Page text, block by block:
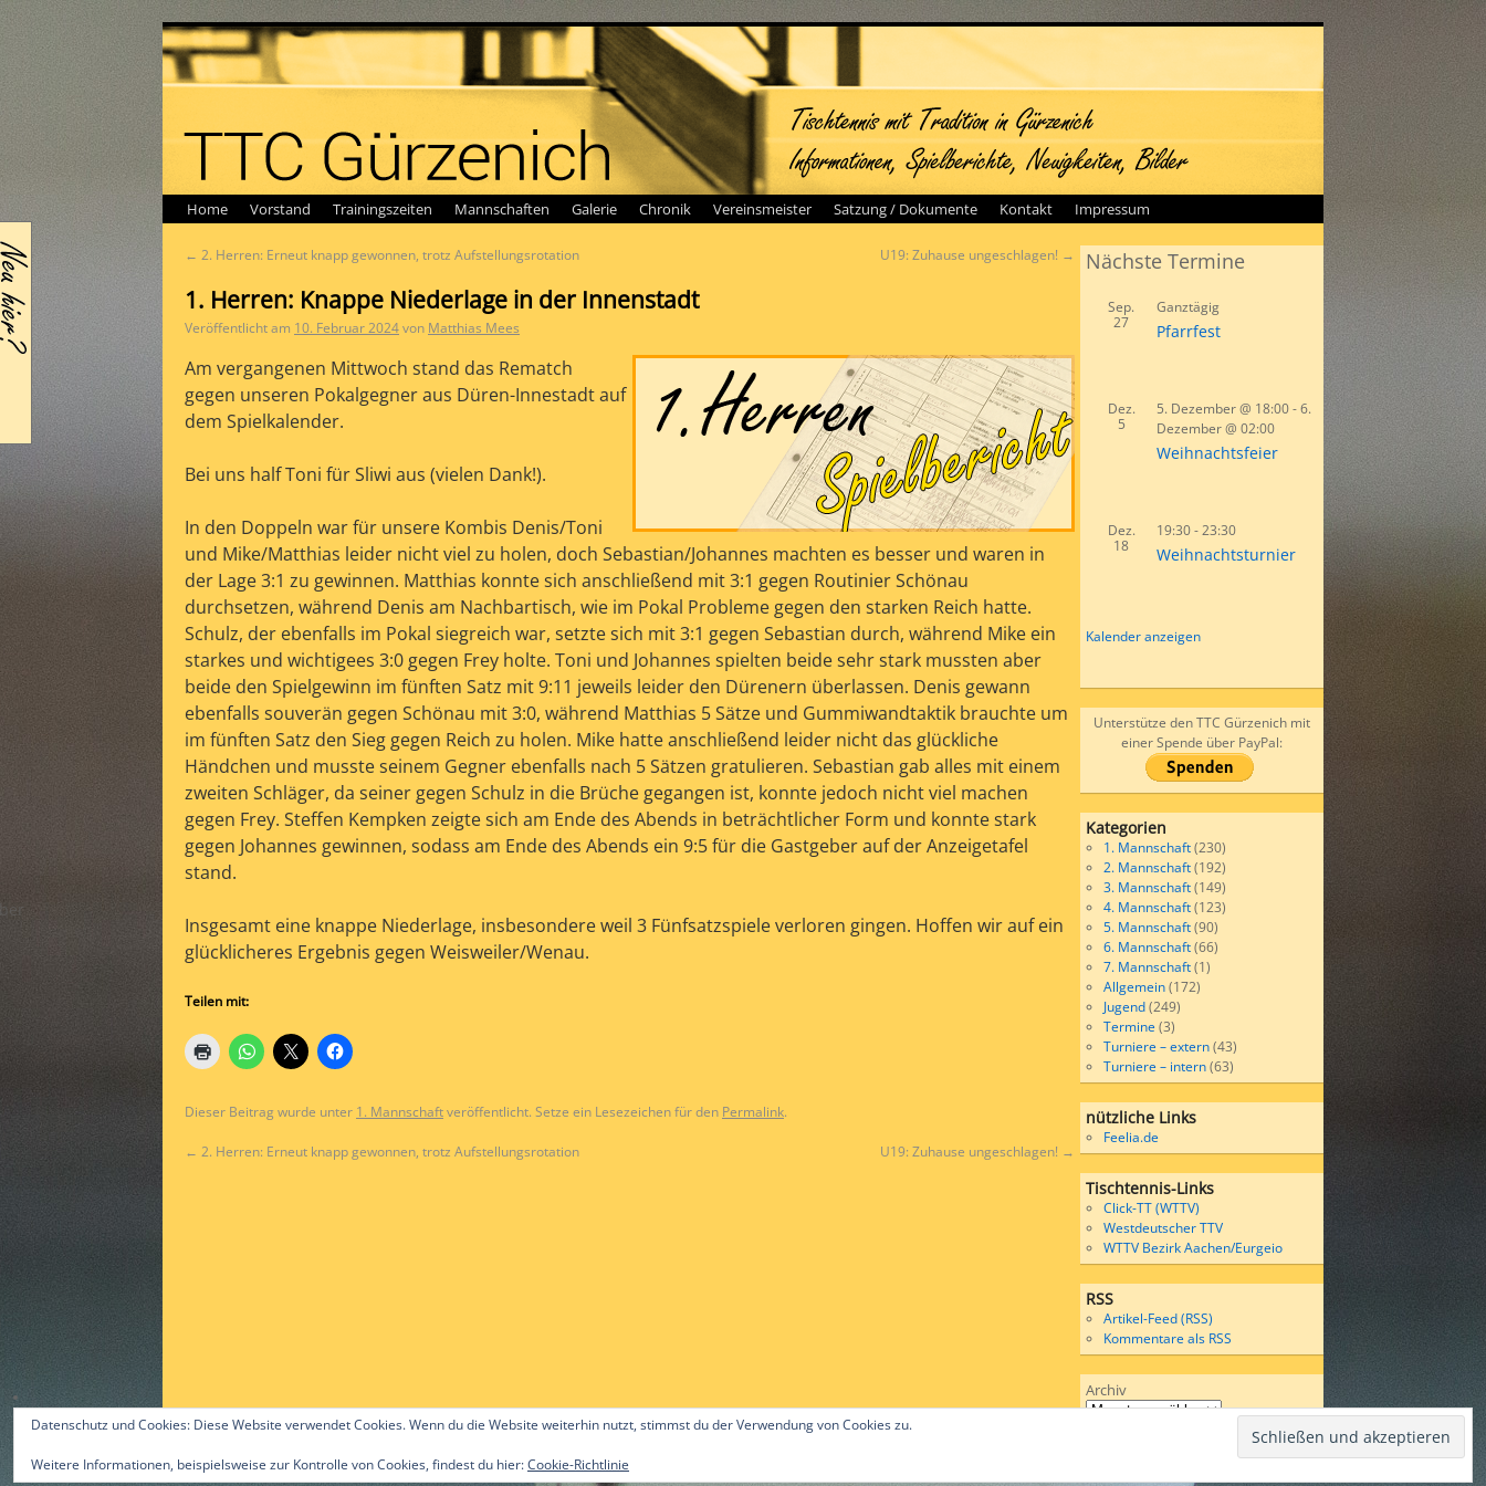
Home Vorstand Trainingszeiten Mannschaften Galerie Chronik Vereinsmeister Satzung / Dokumente Kontakt Impressum
← 2. Herren: Erneut knapp gewonnen, trotz Aufstellungsrotation U19: Zuhause ungeschlagen! →
1. Herren: Knappe Niederlage in der Innenstadt
Veröffentlicht am 10. Februar 2024von Matthias Mees
Am vergangenen Mittwoch stand das Rematch
gegen unseren Pokalgegner aus Düren-Innestadt auf
dem Spielkalender.
Bei uns half Toni für Sliwi aus (vielen Dank!).
In den Doppeln war für unsere Kombis Denis/Toni
und Mike/Matthias leider nicht viel zu holen, doch Sebastian/Johannes machten es besser und waren in
der Lage 3:1 zu gewinnen. Matthias konnte sich anschließend mit 3:1 gegen Routinier Schönau
durchsetzen, während Denis am Nachbartisch, wie im Pokal Probleme gegen den starken Reich hatte.
Schulz, der ebenfalls im Pokal siegreich war, setzte sich mit 3:1 gegen Sebastian durch, während Mike ein
starkes und wichtigees 3:0 gegen Frey holte. Toni und Johannes spielten beide sehr stark mussten aber
beide den Spielgewinn im fünften Satz mit 9:11 jeweils leider den Dürenern überlassen. Denis gewann
ebenfalls souverän gegen Schönau mit 3:0, während Matthias 5 Sätze und Gummiwandtaktik brauchte um
im fünften Satz den Sieg gegen Reich zu holen. Mike hatte anschließend leider nicht das glückliche
Händchen und musste seinem Gegner ebenfalls nach 5 Sätzen gratulieren. Sebastian gab alles mit einem
zweiten Schläger, da seiner gegen Schulz in die Brüche gegangen ist, konnte jedoch nicht viel machen
gegen Frey. Steffen Kempken zeigte sich am Ende des Abends in beträchtlicher Form und konnte stark
gegen Johannes gewinnen, sodass am Ende des Abends ein 9:5 für die Gastgeber auf der Anzeigetafel
stand.
Insgesamt eine knappe Niederlage, insbesondere weil 3 Fünfsatzspiele verloren gingen. Hoffen wir auf ein
glücklicheres Ergebnis gegen Weisweiler/Wenau.
Teilen mit:
Dieser Beitrag wurde unter 1. Mannschaftveröffentlicht. Setze ein Lesezeichen für den Permalink.
← 2. Herren: Erneut knapp gewonnen, trotz Aufstellungsrotation U19: Zuhause ungeschlagen! →
Nächste Termine
Sep.
27
Ganztägig
Pfarrfest
Dez.
5
5. Dezember @ 18:00-6.
Dezember @ 02:00
Weihnachtsfeier
Dez.
18
19:30-23:30
Weihnachtsturnier
Kalender anzeigen
Unterstütze den TTC Gürzenich mit
einer Spende über PayPal:
Kategorien
1. Mannschaft(230)
2. Mannschaft(192)
3. Mannschaft(149)
4. Mannschaft(123)
5. Mannschaft(90)
6. Mannschaft(66)
7. Mannschaft(1)
Allgemein(172)
Jugend(249)
Termine(3)
Turniere – extern(43)
Turniere – intern(63)
nützliche Links
Feelia.de
Tischtennis-Links
Click-TT (WTTV)
Westdeutscher TTV
WTTV Bezirk Aachen/Eurgeio
RSS
Artikel-Feed (RSS)
Kommentare als RSS
Archiv
©2015 by Alex Gast & ttc-guerzenich.de Wordpress
Datenschutz und Cookies: Diese Website verwendet Cookies. Wenn du die Website weiterhin nutzt, stimmst du der Verwendung von Cookies zu.
Weitere Informationen, beispielsweise zur Kontrolle von Cookies, findest du hier:Cookie-Richtlinie